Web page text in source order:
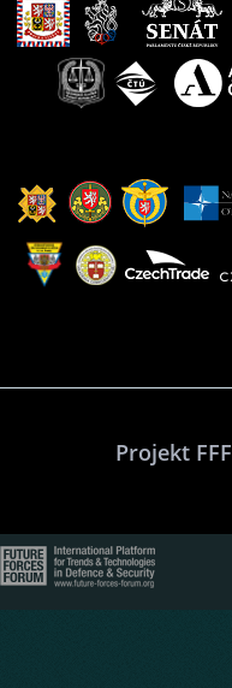
Projekt FFF